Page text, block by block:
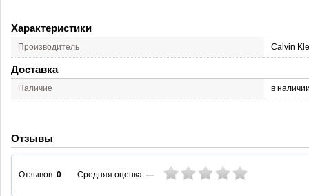
Характеристики
Производитель Calvin
Доставка
Наличие в
Отзывы
Отзывов: 0 Средняя оценка: —